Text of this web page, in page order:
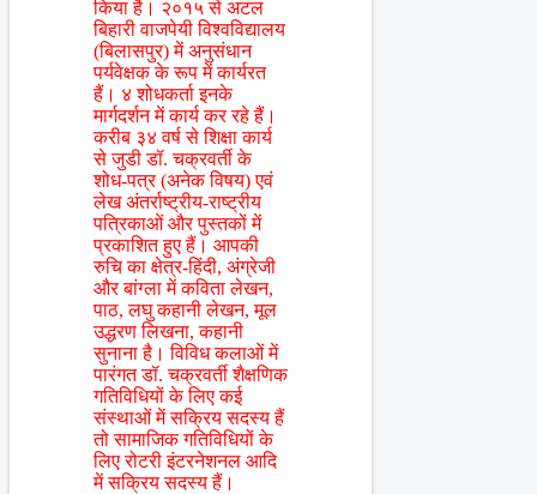
किया है। २०१५ से अटल
बिहारी वाजपेयी विश्वविद्यालय
(बिलासपुर) में अनुसंधान
पर्यवेक्षक के रूप में कार्यरत
हैं। ४ शोधकर्ता इनके
मार्गदर्शन में कार्य कर रहे हैं।
करीब ३४ वर्ष से शिक्षा कार्य
से जुडी डॉ. चक्रवर्ती के
शोध-पत्र (अनेक विषय) एवं
लेख अंतर्राष्ट्रीय-राष्ट्रीय
पत्रिकाओं और पुस्तकों में
प्रकाशित हुए हैं। आपकी
रुचि का क्षेत्र-हिंदी, अंग्रेजी
और बांग्ला में कविता लेखन,
पाठ, लघु कहानी लेखन, मूल
उद्धरण लिखना, कहानी
सुनाना है। विविध कलाओं में
पारंगत डॉ. चक्रवर्ती शैक्षणिक
गतिविधियों के लिए कई
संस्थाओं में सक्रिय सदस्य हैं
तो सामाजिक गतिविधियों के
लिए रोटरी इंटरनेशनल आदि
में सक्रिय सदस्य हैं।